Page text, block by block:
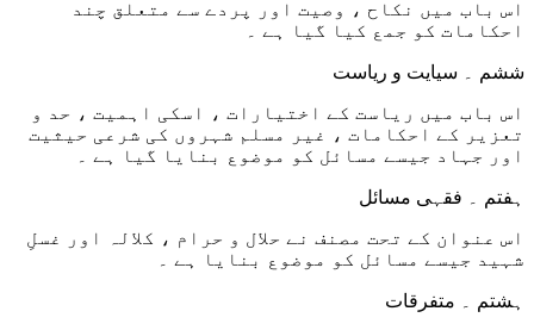
اس باب میں نکاح ، وصیت اور پردے سے متعلق چند
احکامات کو جمع کیا گیا ہے ۔
ششم ۔ سیایت و ریاست
اس باب میں ریاست کے اختیارات ، اسکی اہمیت ، حد و
تعزیر کے احکامات ، غیر مسلم شہروں کی شرعی حیثیت
اور جہاد جیسے مسائل کو موضوع بنایا گیا ہے ۔
ہفتم ۔ فقہی مسائل
اس عنوان کے تحت مصنف نے حلال و حرام ، کلالہ اور غسلِ
شہید جیسے مسائل کو موضوع بنایا ہے ۔
ہشتم ۔ متفرقات